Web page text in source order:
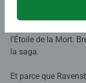
Vous y trouverez
grands formats
l'Étoile de la Mort.
la saga.
Et parce que